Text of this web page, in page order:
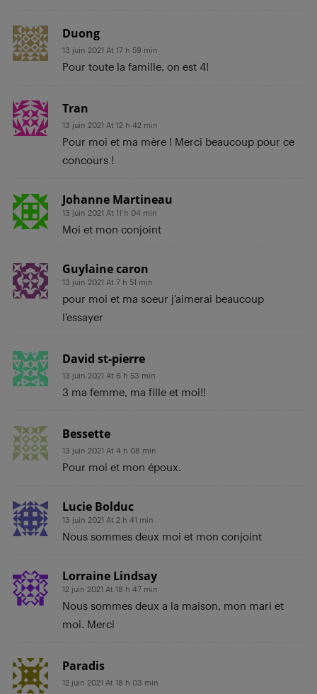
Duong
13 juin 2021 At 17 h 59 min
Pour toute la famille, on est 4!
Tran
13 juin 2021 At 12 h 42 min
Pour moi et ma mère ! Merci beaucoup pour ce
concours !
Johanne Martineau
13 juin 2021 At 11 h 04 min
Moi et mon conjoint
Guylaine caron
13 juin 2021 At 7 h 51 min
pour moi et ma soeur j’aimerai beaucoup
l’essayer
David st-pierre
13 juin 2021 At 6 h 53 min
3 ma femme, ma fille et moi!!
Bessette
13 juin 2021 At 4 h 08 min
Pour moi et mon époux.
Lucie Bolduc
13 juin 2021 At 2 h 41 min
Nous sommes deux moi et mon conjoint
Lorraine Lindsay
12 juin 2021 At 18 h 47 min
Nous sommes deux a la maison, mon mari et
moi. Merci
Paradis
12 juin 2021 At 18 h 03 min